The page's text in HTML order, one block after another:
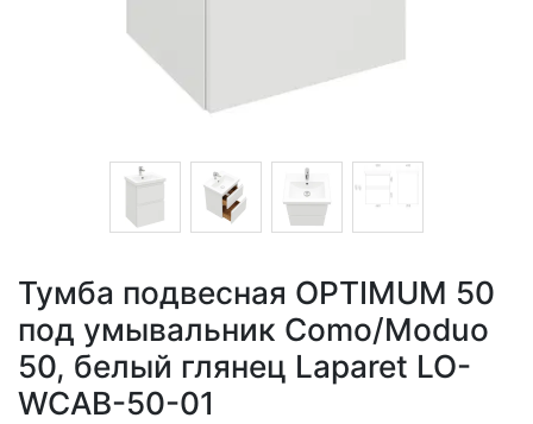
Тумба подвесная OPTIMUM 50
под умывальник Como/Moduo
50, белый глянец Laparet LO-
WCAB-50-01